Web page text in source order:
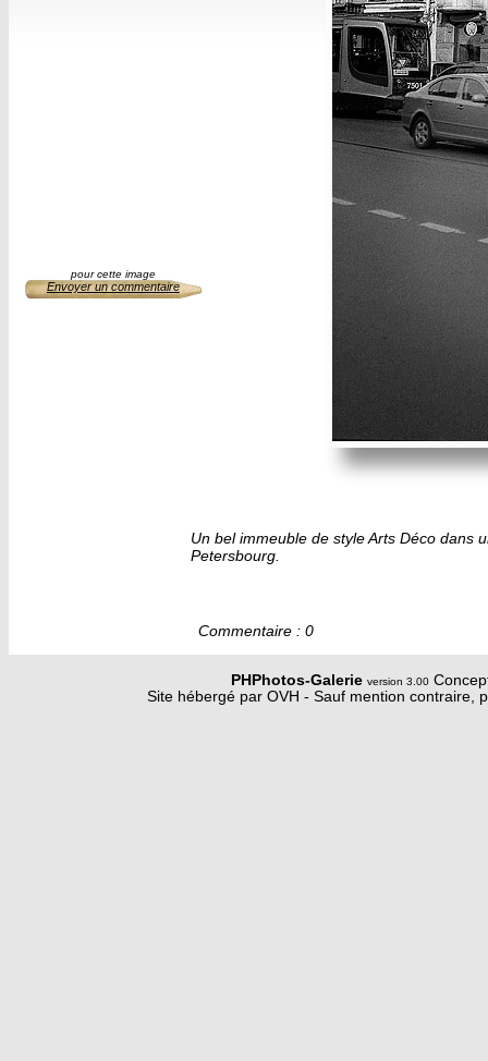
pour cette image
Envoyer un commentaire
Un bel immeuble de style Arts Déco dans
Petersbourg.
Commentaire : 0
PHPhotos-Galerie version 3.00
Site hébergé par OVH - Sauf mention contraire,